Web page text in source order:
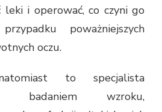
leki i operować, co czyni go
poważniejszych
oczu.
to specjalista
badaniem wzroku,